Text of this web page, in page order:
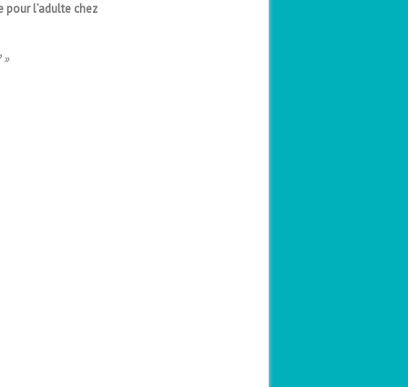
l’adulte chez
»